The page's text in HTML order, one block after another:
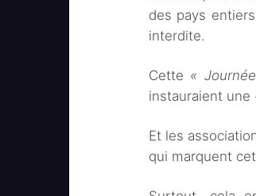
des pays
interdite.
Cette «
instauraient une
Et les
qui marquent